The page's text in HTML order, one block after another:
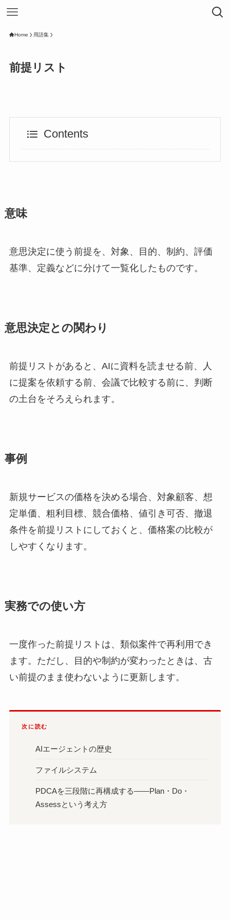
Home 用語集
前提リスト
Contents
意味
意思決定に使う前提を、対象、目的、制約、評価
基準、定義などに分けて一覧化したものです。
意思決定との関わり
前提リストがあると、AIに資料を読ませる前、人
に提案を依頼する前、会議で比較する前に、判断
の土台をそろえられます。
事例
新規サービスの価格を決める場合、対象顧客、想
定単価、粗利目標、競合価格、値引き可否、撤退
条件を前提リストにしておくと、価格案の比較が
しやすくなります。
実務での使い方
一度作った前提リストは、類似案件で再利用でき
ます。ただし、目的や制約が変わったときは、古
い前提のまま使わないように更新します。
次に読む
AIエージェントの歴史
ファイルシステム
PDCAを三段階に再構成する――Plan・Do・
Assessという考え方